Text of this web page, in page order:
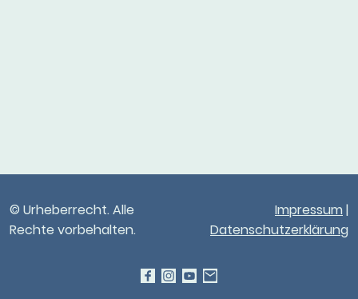
© Urheberrecht. Alle
Rechte vorbehalten.
Impressum |
Datenschutzerklärung